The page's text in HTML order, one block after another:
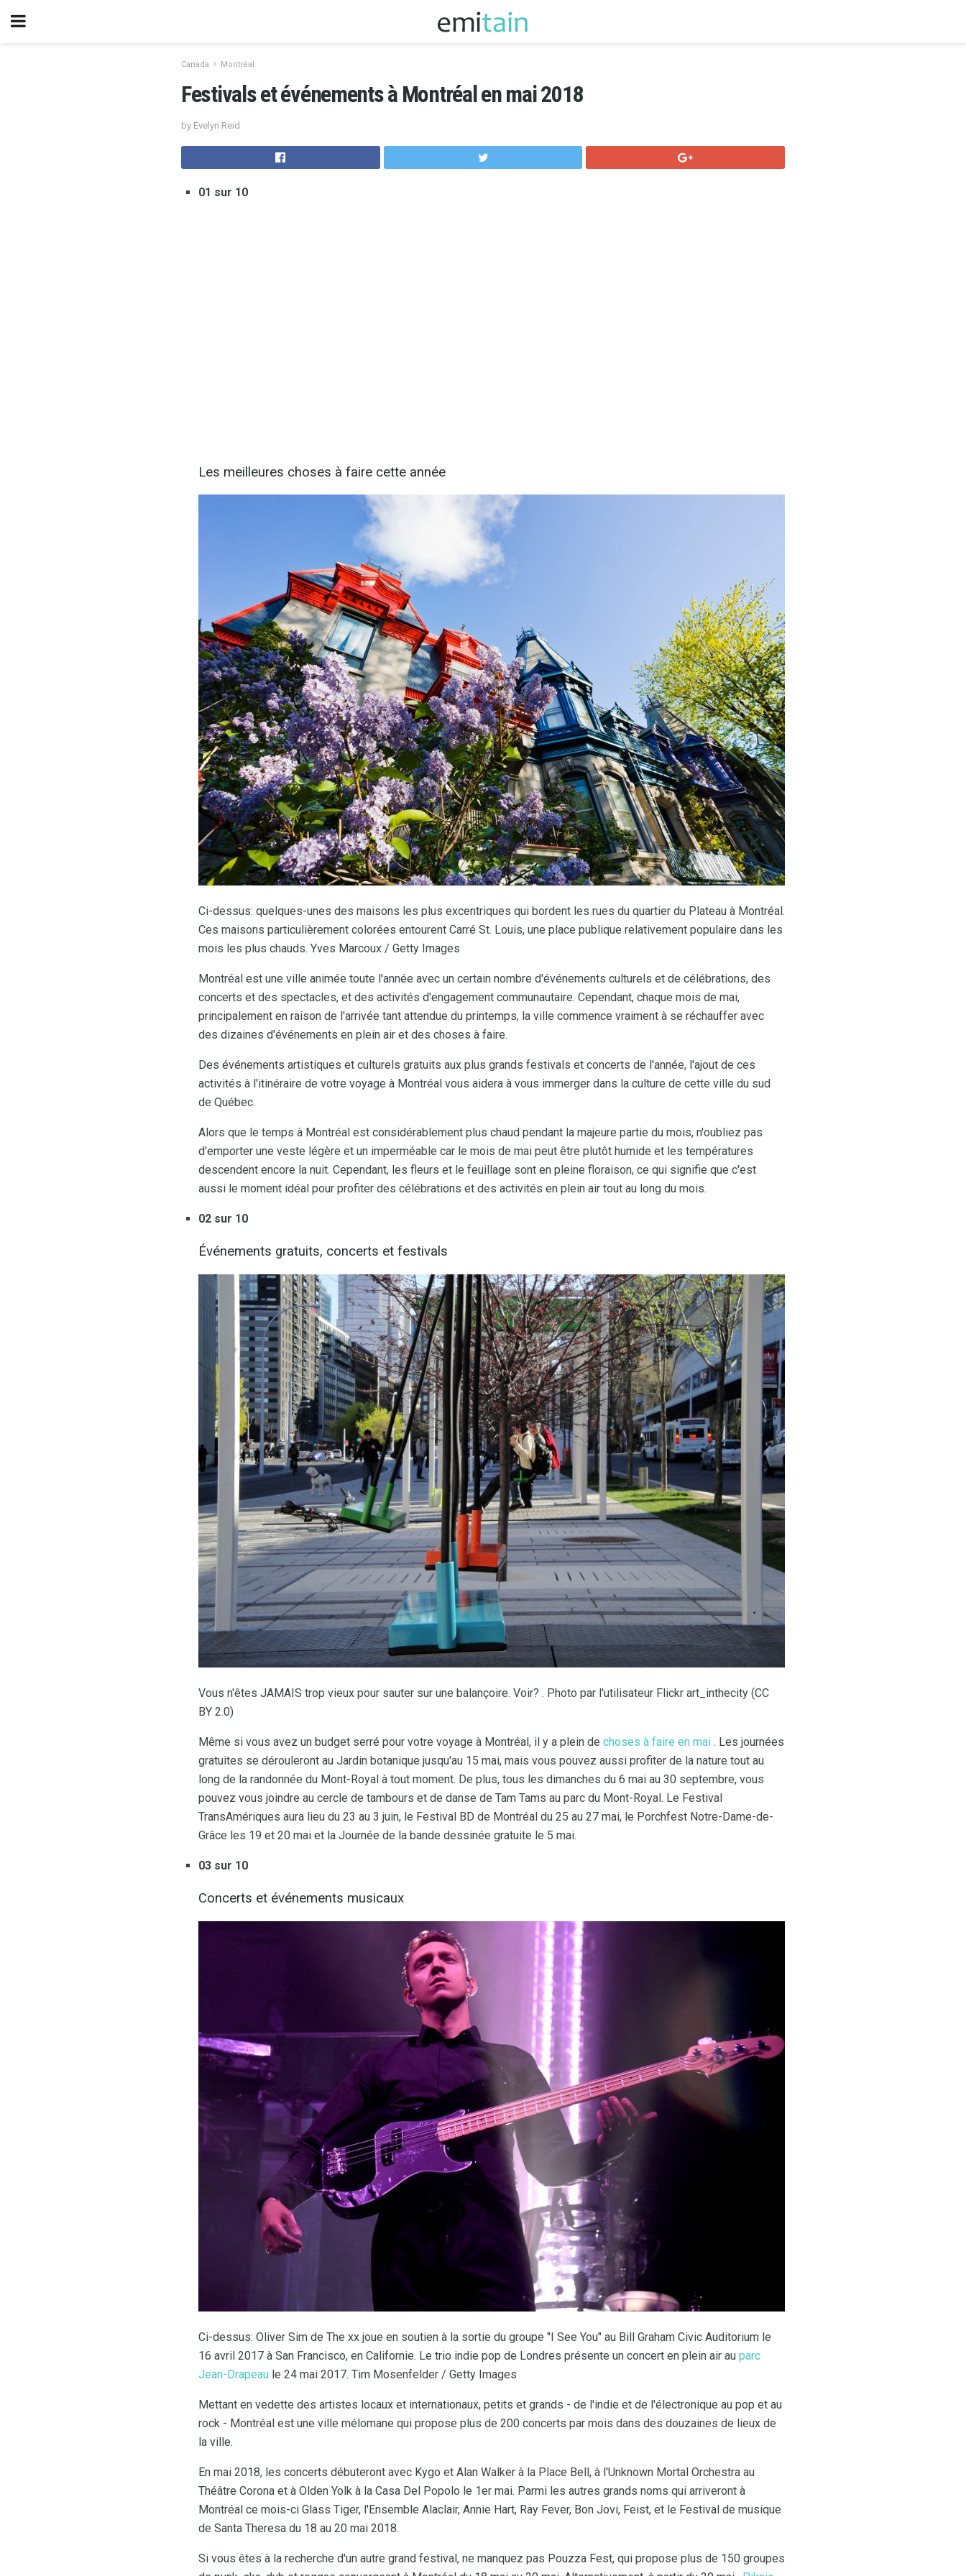
Canada Montréal
Festivals et événements à Montréal en mai 2018
by Evelyn Reid
01 sur 10
Les meilleures choses à faire cette année
Ci-dessus: quelques-unes des maisons les plus excentriques qui bordent les rues du quartier du Plateau à Montréal.
Ces maisons particulièrement colorées entourent Carré St. Louis, une place publique relativement populaire dans les
mois les plus chauds. Yves Marcoux / Getty Images
Montréal est une ville animée toute l'année avec un certain nombre d'événements culturels et de célébrations, des
concerts et des spectacles, et des activités d'engagement communautaire. Cependant, chaque mois de mai,
principalement en raison de l'arrivée tant attendue du printemps, la ville commence vraiment à se réchauffer avec
des dizaines d'événements en plein air et des choses à faire.
Des événements artistiques et culturels gratuits aux plus grands festivals et concerts de l'année, l'ajout de ces
activités à l'itinéraire de votre voyage à Montréal vous aidera à vous immerger dans la culture de cette ville du sud
de Québec.
Alors que le temps à Montréal est considérablement plus chaud pendant la majeure partie du mois, n'oubliez pas
d'emporter une veste légère et un imperméable car le mois de mai peut être plutôt humide et les températures
descendent encore la nuit. Cependant, les fleurs et le feuillage sont en pleine floraison, ce qui signifie que c'est
aussi le moment idéal pour profiter des célébrations et des activités en plein air tout au long du mois.
02 sur 10
Événements gratuits, concerts et festivals
Vous n'êtes JAMAIS trop vieux pour sauter sur une balançoire. Voir? . Photo par l'utilisateur Flickr art_inthecity (CC
BY 2.0)
Même si vous avez un budget serré pour votre voyage à Montréal, il y a plein de choses à faire en mai . Les journées
gratuites se dérouleront au Jardin botanique jusqu'au 15 mai, mais vous pouvez aussi profiter de la nature tout au
long de la randonnée du Mont-Royal à tout moment. De plus, tous les dimanches du 6 mai au 30 septembre, vous
pouvez vous joindre au cercle de tambours et de danse de Tam Tams au parc du Mont-Royal. Le Festival
TransAmériques aura lieu du 23 au 3 juin, le Festival BD de Montréal du 25 au 27 mai, le Porchfest Notre-Dame-de-
Grâce les 19 et 20 mai et la Journée de la bande dessinée gratuite le 5 mai.
03 sur 10
Concerts et événements musicaux
Ci-dessus: Oliver Sim de The xx joue en soutien à la sortie du groupe "I See You" au Bill Graham Civic Auditorium le
16 avril 2017 à San Francisco, en Californie. Le trio indie pop de Londres présente un concert en plein air au parc
Jean-Drapeau le 24 mai 2017. Tim Mosenfelder / Getty Images
Mettant en vedette des artistes locaux et internationaux, petits et grands - de l'indie et de l'électronique au pop et au
rock - Montréal est une ville mélomane qui propose plus de 200 concerts par mois dans des douzaines de lieux de
la ville.
En mai 2018, les concerts débuteront avec Kygo et Alan Walker à la Place Bell, à l'Unknown Mortal Orchestra au
Théâtre Corona et à Olden Yolk à la Casa Del Popolo le 1er mai. Parmi les autres grands noms qui arriveront à
Montréal ce mois-ci Glass Tiger, l'Ensemble Alaclair, Annie Hart, Ray Fever, Bon Jovi, Feist, et le Festival de musique
de Santa Theresa du 18 au 20 mai 2018.
Si vous êtes à la recherche d'un autre grand festival, ne manquez pas Pouzza Fest, qui propose plus de 150 groupes